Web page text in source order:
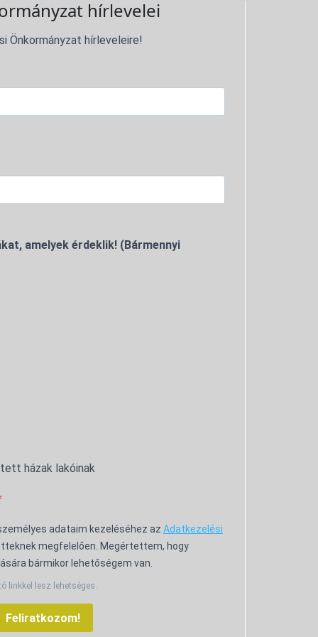
hírlevelei
Önkormányzat hírleveleire!
amelyek érdeklik! (Bármennyi
házak lakóinak
adataim kezeléséhez az Adatkezelési
megfelelően. Megértettem, hogy
bármikor lehetőségem van.
linkkel lesz lehetséges.
Feliratkozom!